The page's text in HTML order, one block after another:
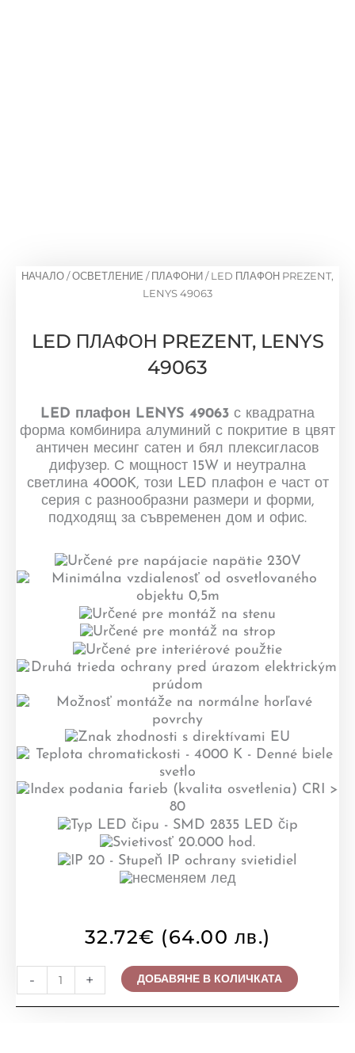
НАЧАЛО/ОСВЕТЛЕНИЕ /ПЛАФОНИ/ LED ПЛАФОН PREZENT,
LENYS 49063
LED ПЛАФОН PREZENT, LENYS
49063
LED плафон LENYS 49063 с квадратна
форма комбинира алуминий с покритие в цвят
античен месинг сатен и бял плексигласов
дифузер. С мощност 15W и неутрална
светлина 4000K, този LED плафон е част от
серия с разнообразни размери и форми,
подходящ за съвременен дом и офис.
32.72€ (64.00 лв.)
-
количество
за
LED
+ ДОБАВЯНЕ В КОЛИЧКАТА